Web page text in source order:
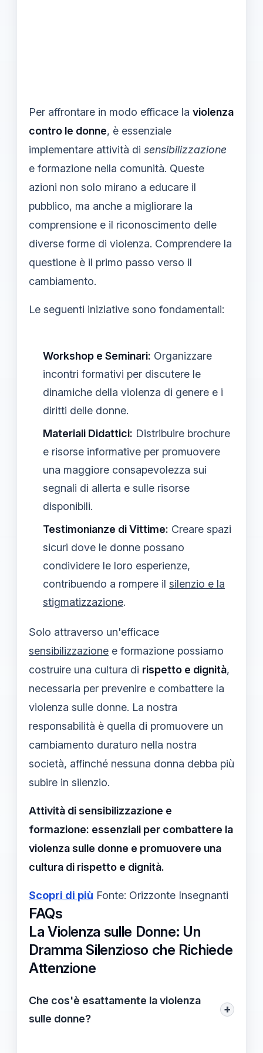
Per affrontare in modo efficace la violenza
contro le donne, è essenziale
implementare attività di sensibilizzazione
e formazione nella comunità. Queste
azioni non solo mirano a educare il
pubblico, ma anche a migliorare la
comprensione e il riconoscimento delle
diverse forme di violenza. Comprendere la
questione è il primo passo verso il
cambiamento.
Le seguenti iniziative sono fondamentali:
Workshop e Seminari: Organizzare
incontri formativi per discutere le
dinamiche della violenza di genere e i
diritti delle donne.
Materiali Didattici: Distribuire brochure
e risorse informative per promuovere
una maggiore consapevolezza sui
segnali di allerta e sulle risorse
disponibili.
Testimonianze di Vittime: Creare spazi
sicuri dove le donne possano
condividere le loro esperienze,
contribuendo a rompere il silenzio e la
stigmatizzazione.
Solo attraverso un'efficace
sensibilizzazione e formazione possiamo
costruire una cultura di rispetto e dignità,
necessaria per prevenire e combattere la
violenza sulle donne. La nostra
responsabilità è quella di promuovere un
cambiamento duraturo nella nostra
società, affinché nessuna donna debba più
subire in silenzio.
Attività di sensibilizzazione e
formazione: essenziali per combattere la
violenza sulle donne e promuovere una
cultura di rispetto e dignità.
Scopri di più Fonte: Orizzonte Insegnanti
FAQs
La Violenza sulle Donne: Un
Dramma Silenzioso che Richiede
Attenzione
Che cos'è esattamente la violenza
sulle donne?
+